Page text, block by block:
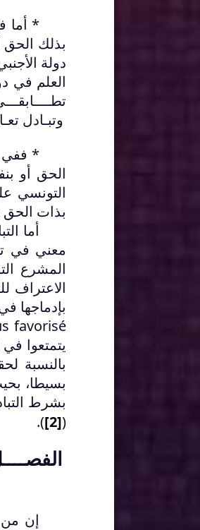
* أما
بذلك
دولة
العلم في
وتبـادل
* ففي
الحق أو
التونسي
بذات الحق
أما
معني في
المشرع
الاعتراف
بإدماجها
favorisé
يتمتعوا
بالنسبة
بسيطا،
بشرط
(
[2]
).
إن من